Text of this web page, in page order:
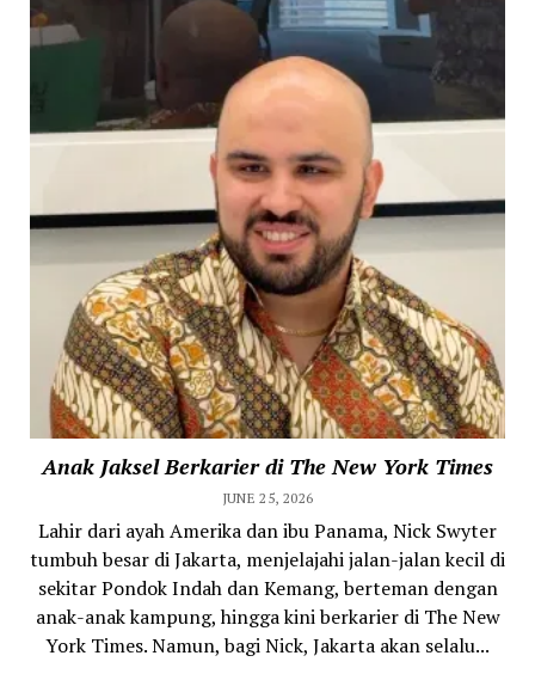
Anak Jaksel Berkarier di The New York Times
JUNE 25, 2026
Lahir dari ayah Amerika dan ibu Panama, Nick Swyter
tumbuh besar di Jakarta, menjelajahi jalan-jalan kecil di
sekitar Pondok Indah dan Kemang, berteman dengan
anak-anak kampung, hingga kini berkarier di The New
York Times. Namun, bagi Nick, Jakarta akan selalu...